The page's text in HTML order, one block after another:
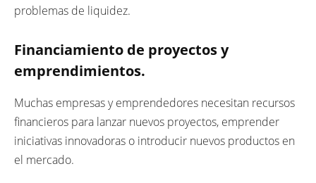
problemas de liquidez.
Financiamiento de proyectos y
emprendimientos.
Muchas empresas y emprendedores necesitan recursos
financieros para lanzar nuevos proyectos, emprender
iniciativas innovadoras o introducir nuevos productos en
el mercado.